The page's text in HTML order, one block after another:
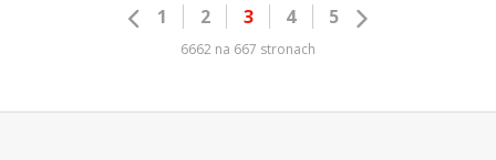
1 2 3 4 5
6662 na 667 stronach